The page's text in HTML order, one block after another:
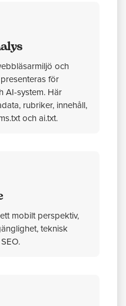
och
för
AI-system. Här
rubriker, innehåll,
och ai.txt.
mobilt perspektiv,
teknisk